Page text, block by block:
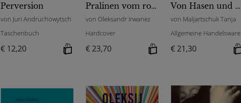
Perversion
von Juri Andruchowytsch
Taschenbuch
€ 12,20
Pralinen vom roten Stern
von Oleksandr Irwanez
Hardcover
€ 23,70
Von Hasen und anderen Europäern Geschichten aus Kiew. Buchleinen.
von Maljartschuk Tanja
Allgemeine Handelsware
€ 21,30